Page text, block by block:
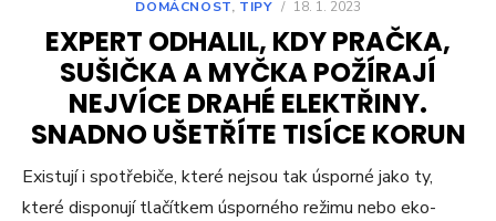
DOMÁCNOST, TIPY / 18. 1. 2023
EXPERT ODHALIL, KDY PRAČKA,
SUŠIČKA A MYČKA POŽÍRAJÍ
NEJVÍCE DRAHÉ ELEKTŘINY.
SNADNO UŠETŘÍTE TISÍCE KORUN
Existují i spotřebiče, které nejsou tak úsporné jako ty,
které disponují tlačítkem úsporného režimu nebo eko-